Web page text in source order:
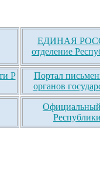
ЕДИНАЯ
отделение
Р
Портал
органов
Официальный